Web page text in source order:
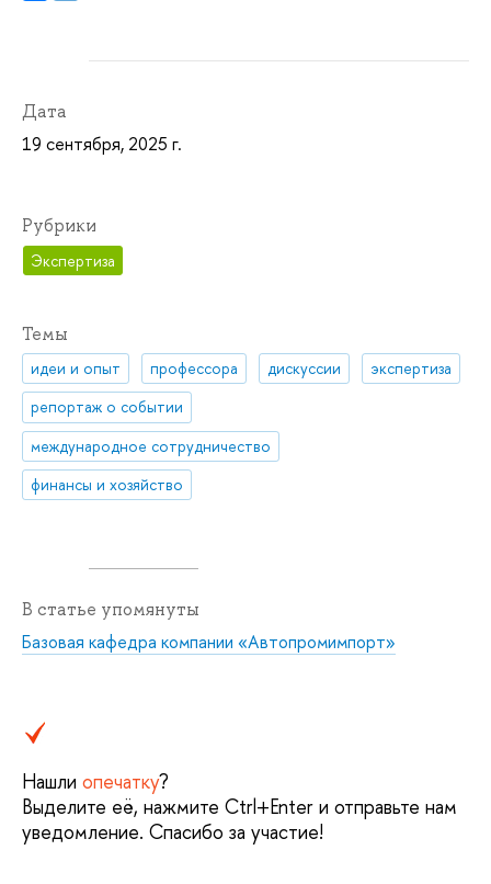
Дата
19 сентября, 2025 г.
Рубрики
Экспертиза
Темы
идеи и опыт профессора дискуссии
экспертиза
репортаж о событии
международное сотрудничество
финансы и хозяйство
В статье упомянуты
Базовая кафедра компании «Автопромимпорт»
Нашли опечатку?
Выделите её, нажмите Ctrl+Enter и отправьте нам
уведомление. Спасибо за участие!